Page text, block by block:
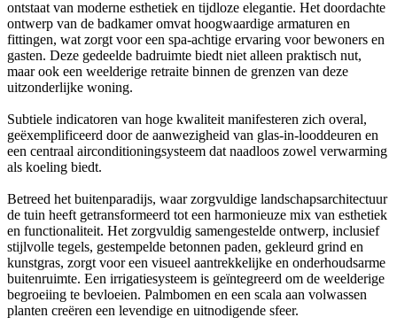
ontstaat van moderne esthetiek en tijdloze elegantie. Het doordachte
ontwerp van de badkamer omvat hoogwaardige armaturen en
fittingen, wat zorgt voor een spa-achtige ervaring voor bewoners en
gasten. Deze gedeelde badruimte biedt niet alleen praktisch nut,
maar ook een weelderige retraite binnen de grenzen van deze
uitzonderlijke woning.
Subtiele indicatoren van hoge kwaliteit manifesteren zich overal,
geëxemplificeerd door de aanwezigheid van glas-in-looddeuren en
een centraal airconditioningsysteem dat naadloos zowel verwarming
als koeling biedt.
Betreed het buitenparadijs, waar zorgvuldige landschapsarchitectuur
de tuin heeft getransformeerd tot een harmonieuze mix van esthetiek
en functionaliteit. Het zorgvuldig samengestelde ontwerp, inclusief
stijlvolle tegels, gestempelde betonnen paden, gekleurd grind en
kunstgras, zorgt voor een visueel aantrekkelijke en onderhoudsarme
buitenruimte. Een irrigatiesysteem is geïntegreerd om de weelderige
begroeiing te bevloeien. Palmbomen en een scala aan volwassen
planten creëren een levendige en uitnodigende sfeer.